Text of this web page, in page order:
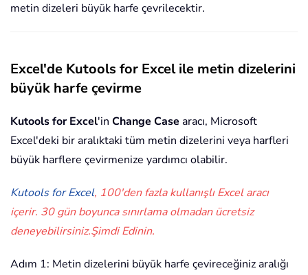
metin dizeleri büyük harfe çevrilecektir.
Excel'de Kutools for Excel ile metin dizelerini
büyük harfe çevirme
Kutools for Excel'in Change Case aracı, Microsoft
Excel'deki bir aralıktaki tüm metin dizelerini veya harfleri
büyük harflere çevirmenize yardımcı olabilir.
Kutools for Excel, 100'den fazla kullanışlı Excel aracı
içerir. 30 gün boyunca sınırlama olmadan ücretsiz
deneyebilirsiniz.Şimdi Edinin.
Adım 1: Metin dizelerini büyük harfe çevireceğiniz aralığı